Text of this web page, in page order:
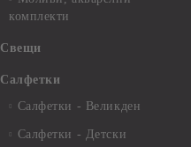
комплекти
Свещи
Салфетки
Салфетки - Великден
Салфетки - Детски